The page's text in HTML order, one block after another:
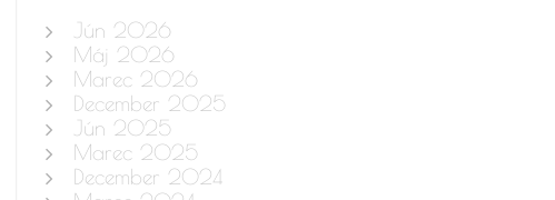
Jún 2026
Máj 2026
Marec 2026
December 2025
Jún 2025
Marec 2025
December 2024